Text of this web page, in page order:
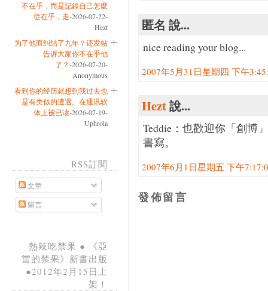
不在乎，而是記錄自己怎麼
從在乎，走-2026-07-22-
Hezt
为了他而纠结了九年？还发帖
告诉大家你不在乎他
了？-2026-07-20-
Anonymous
看到你的经历就想到我过去也
是有类似的遭遇。在通讯软
体上被已读-2026-07-19-
Uphroia
RSS訂閱
文章
留言
熱辣吃禁果 ● 《亞
當的禁果》新書出版
●2012年2月15日上
架！
匿名 說...
nice reading your blog...
2007年5月31日星期四 下午
Hezt說...
Teddie：也歡迎你「創博
書寫。
2007年6月1日星期五 下午
發佈留言